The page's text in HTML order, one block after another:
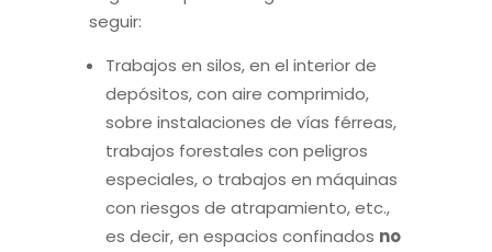
seguir:
Trabajos en silos, en el interior de
depósitos, con aire comprimido,
sobre instalaciones de vías férreas,
trabajos forestales con peligros
especiales, o trabajos en máquinas
con riesgos de atrapamiento, etc.,
es decir, en espacios confinados no